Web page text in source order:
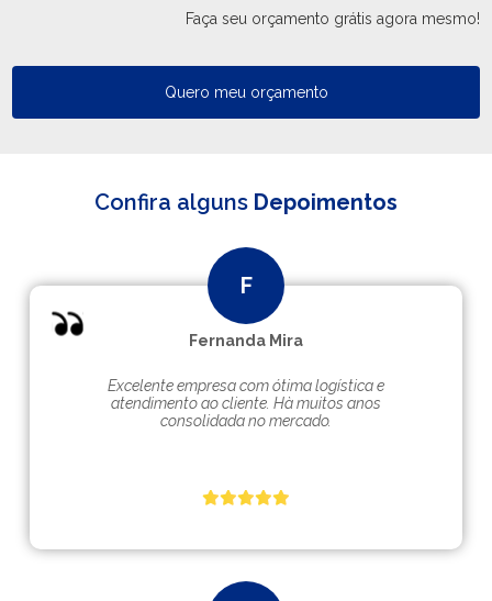
Faça seu orçamento grátis agora mesmo!
Quero meu orçamento
Confira alguns Depoimentos
Fernanda Mira
Excelente empresa com ótima logística e
atendimento ao cliente. Hà muitos anos
consolidada no mercado.